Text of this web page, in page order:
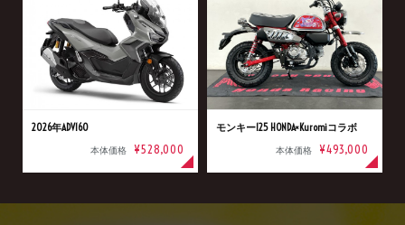
2026年ADV160
本体価格 ¥528,000
モンキー125 HONDA×Kuromiコラボ
本体価格 ¥493,000